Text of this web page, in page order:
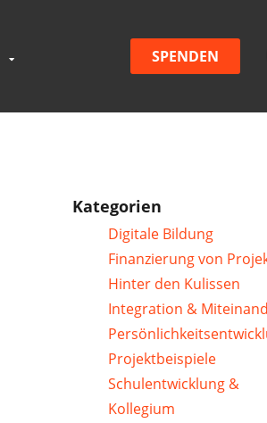
SPENDEN
Kategorien
Digitale Bildung
Finanzierung von
Hinter den Kulissen
Integration &
Projektbeispiele
Schulentwicklung &
Kollegium